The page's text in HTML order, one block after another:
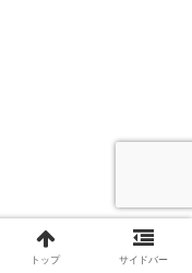
トップ サイドバー